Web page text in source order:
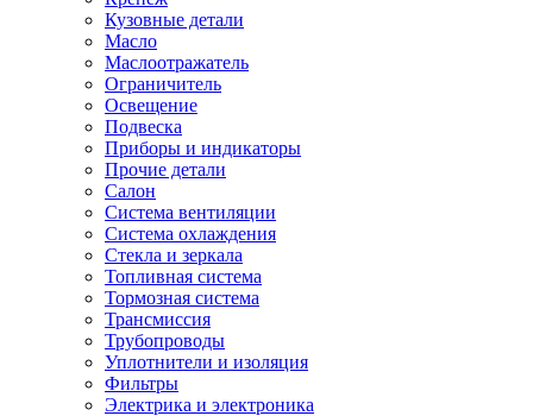
Кузовные детали
Масло
Маслоотражатель
Ограничитель
Освещение
Подвеска
Приборы и индикаторы
Прочие детали
Салон
Система вентиляции
Система охлаждения
Стекла и зеркала
Топливная система
Тормозная система
Трансмиссия
Трубопроводы
Уплотнители и изоляция
Фильтры
Электрика и электроника